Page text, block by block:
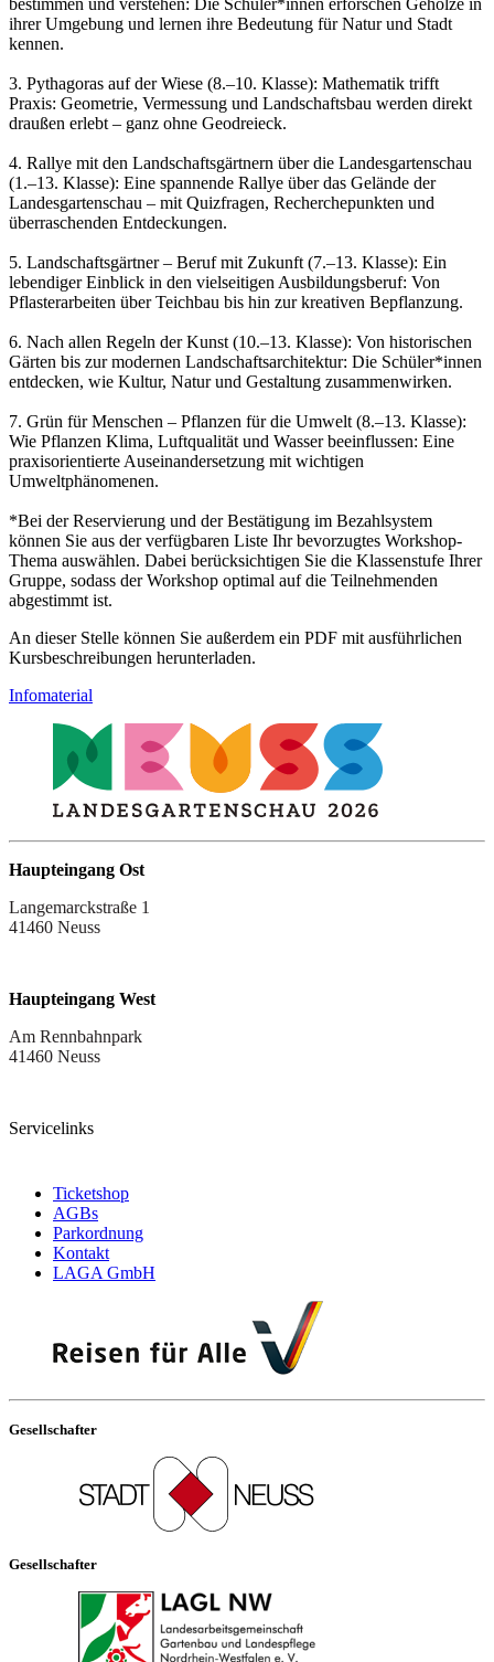
ihrer Umgebung und lernen ihre Bedeutung für Natur und Stadt
kennen.
3. Pythagoras auf der Wiese (8.–10. Klasse): Mathematik trifft
Praxis: Geometrie, Vermessung und Landschaftsbau werden direkt
draußen erlebt – ganz ohne Geodreieck.
4. Rallye mit den Landschaftsgärtnern über die Landesgartenschau
(1.–13. Klasse): Eine spannende Rallye über das Gelände der
Landesgartenschau – mit Quizfragen, Recherchepunkten und
überraschenden Entdeckungen.
5. Landschaftsgärtner – Beruf mit Zukunft (7.–13. Klasse): Ein
lebendiger Einblick in den vielseitigen Ausbildungsberuf: Von
Pflasterarbeiten über Teichbau bis hin zur kreativen Bepflanzung.
6. Nach allen Regeln der Kunst (10.–13. Klasse): Von historischen
Gärten bis zur modernen Landschaftsarchitektur: Die Schüler*innen
entdecken, wie Kultur, Natur und Gestaltung zusammenwirken.
7. Grün für Menschen – Pflanzen für die Umwelt (8.–13. Klasse):
Wie Pflanzen Klima, Luftqualität und Wasser beeinflussen: Eine
praxisorientierte Auseinandersetzung mit wichtigen
Umweltphänomenen.
*Bei der Reservierung und der Bestätigung im Bezahlsystem
können Sie aus der verfügbaren Liste Ihr bevorzugtes Workshop-
Thema auswählen. Dabei berücksichtigen Sie die Klassenstufe Ihrer
Gruppe, sodass der Workshop optimal auf die Teilnehmenden
abgestimmt ist.
An dieser Stelle können Sie außerdem ein PDF mit ausführlichen
Kursbeschreibungen herunterladen.
Infomaterial
Haupteingang Ost
Langemarckstraße 1
41460 Neuss
Haupteingang West
Am Rennbahnpark
41460 Neuss
Servicelinks
Ticketshop
AGBs
Parkordnung
Kontakt
LAGA GmbH
Gesellschafter
Gesellschafter